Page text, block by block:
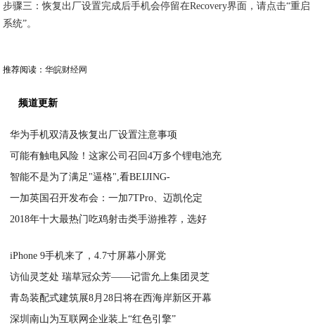
步骤三：恢复出厂设置完成后手机会停留在Recovery界面，请点击“重启
系统”。
推荐阅读：华皖财经网
频道更新
华为手机双清及恢复出厂设置注意事项
可能有触电风险！这家公司召回4万多个锂电池充
智能不是为了满足"逼格",看BEIJING-
一加英国召开发布会：一加7TPro、迈凯伦定
2018年十大最热门吃鸡射击类手游推荐，选好
iPhone 9手机来了，4.7寸屏幕小屏党
访仙灵芝处 瑞草冠众芳——记雷允上集团灵芝
青岛装配式建筑展8月28日将在西海岸新区开幕
深圳南山为互联网企业装上“红色引擎”